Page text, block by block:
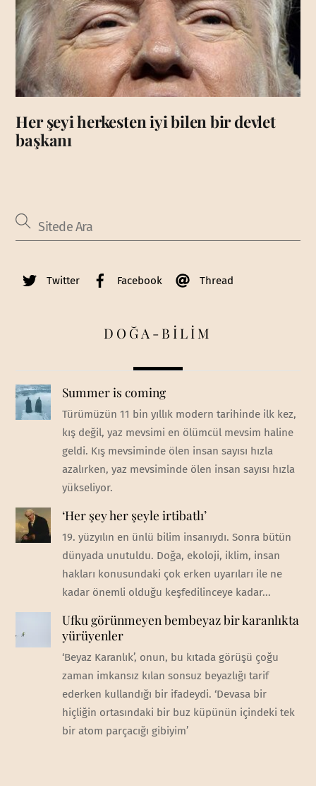
Her şeyi herkesten iyi bilen bir devlet
başkanı
Twitter Facebook Thread
DOĞA-BİLİM
Summer is coming
Türümüzün 11 bin yıllık modern tarihinde ilk kez,
kış değil, yaz mevsimi en ölümcül mevsim haline
geldi. Kış mevsiminde ölen insan sayısı hızla
azalırken, yaz mevsiminde ölen insan sayısı hızla
yükseliyor.
‘Her şey her şeyle irtibatlı’
19. yüzyılın en ünlü bilim insanıydı. Sonra bütün
dünyada unutuldu. Doğa, ekoloji, iklim, insan
hakları konusundaki çok erken uyarıları ile ne
kadar önemli olduğu keşfedilinceye kadar...
Ufku görünmeyen bembeyaz bir karanlıkta
yürüyenler
‘Beyaz Karanlık’, onun, bu kıtada görüşü çoğu
zaman imkansız kılan sonsuz beyazlığı tarif
ederken kullandığı bir ifadeydi. ‘Devasa bir
hiçliğin ortasındaki bir buz küpünün içindeki tek
bir atom parçacığı gibiyim’